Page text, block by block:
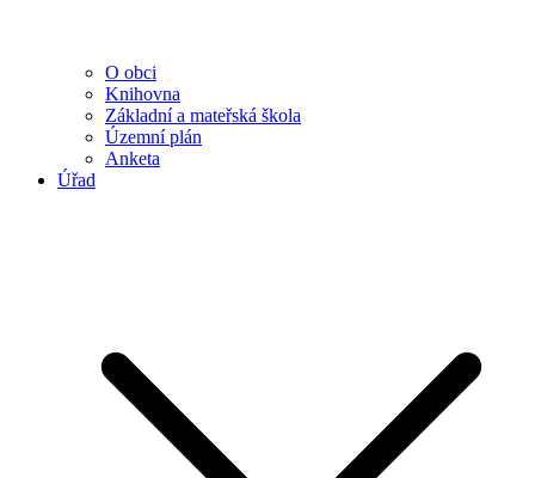
O obci
Knihovna
Základní a mateřská škola
Územní plán
Anketa
Úřad